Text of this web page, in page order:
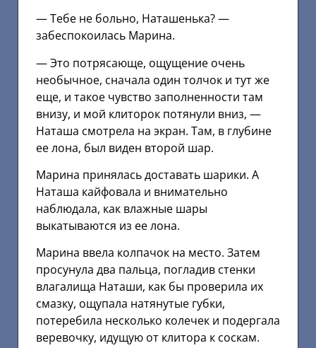
— Тебе не больно, Наташенька? —
забеспокоилась Марина.
— Это потрясающе, ощущение очень
необычное, сначала один толчок и тут же
еще, и такое чувство заполненности там
внизу, и мой клиторок потянули вниз, —
Наташа смотрела на экран. Там, в глубине
ее лона, был виден второй шар.
Марина принялась доставать шарики. А
Наташа кайфовала и внимательно
наблюдала, как влажные шары
выкатываются из ее лона.
Марина ввела колпачок на место. Затем
просунула два пальца, погладив стенки
влагалища Наташи, как бы проверила их
смазку, ощупала натянутые губки,
потеребила несколько колечек и подергала
веревочку, идущую от клитора к соскам.